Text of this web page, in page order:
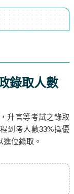
錄取人數
升官等考試之錄取
到考人數33%擇優
位錄取。